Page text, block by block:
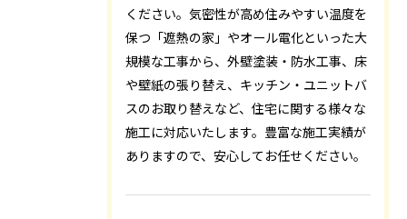
ください。気密性が高め住みやすい温度を
保つ「遮熱の家」やオール電化といった大
規模な工事から、外壁塗装・防水工事、床
や壁紙の張り替え、キッチン・ユニットバ
スのお取り替えなど、住宅に関する様々な
施工に対応いたします。豊富な施工実績が
ありますので、安心してお任せください。